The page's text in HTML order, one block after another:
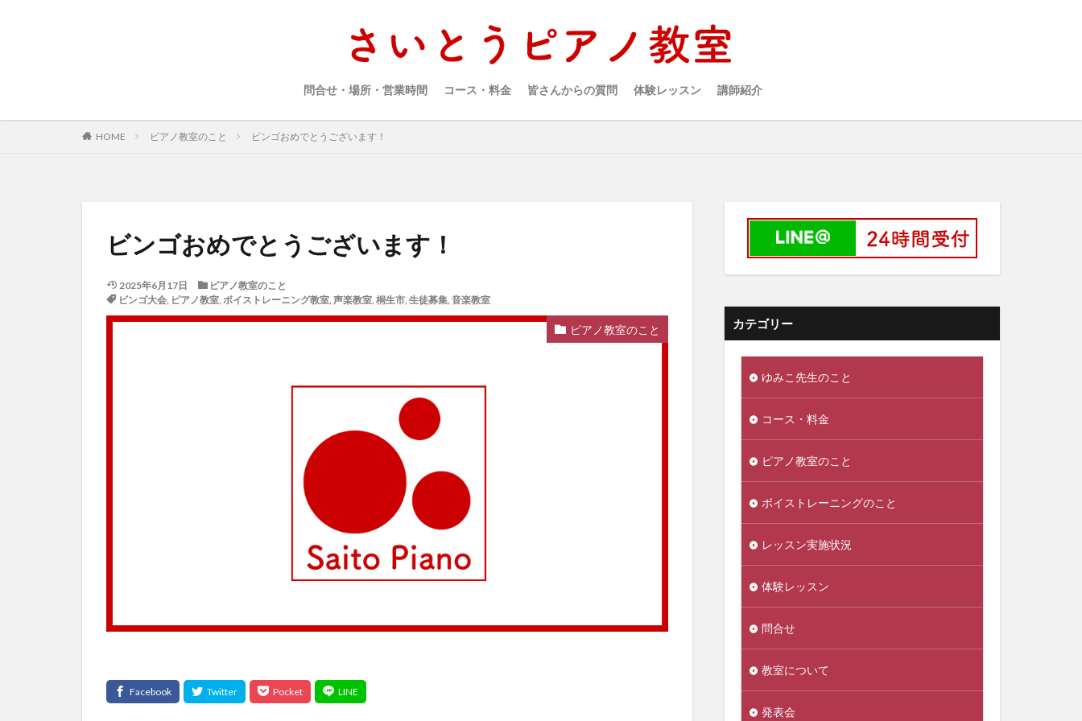
問合せ・場所・営業時間 コース・料金 皆さんからの質問 体験レッスン 講師紹介
HOME ピアノ教室のこと ビンゴおめでとうございます！
ビンゴおめでとうございます！
2025年6月17日
ピアノ教室のこと
ビンゴ大会, ピアノ教室, ボイストレーニング教室, 声楽教室, 桐生市, 生徒募集, 音楽教室
ピアノ教室のこと カテゴリー
ゆみこ先生のこと
コース・料金
ピアノ教室のこと
ボイストレーニングのこと
レッスン実施状況
体験レッスン
問合せ
教室について
発表会